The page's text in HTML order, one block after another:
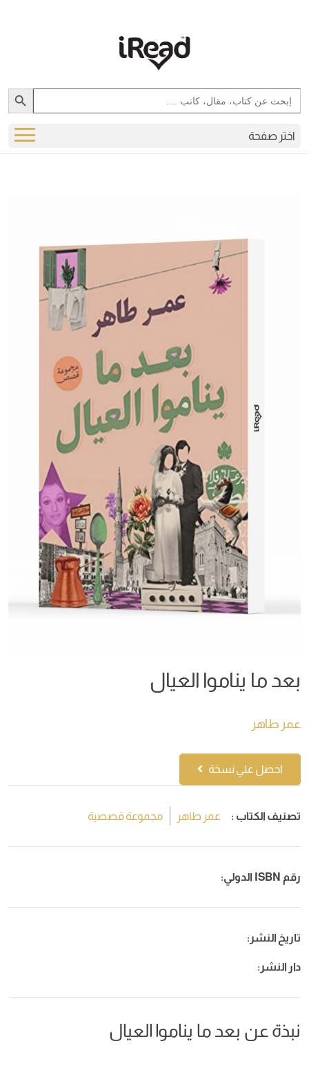
Search
for:
Search Button
اختر صفحة
بعد ما يناموا العيال
عمر طاهر
احصل علي نسخة
تصنيف الكتاب : عمر طاهر مجموعة قصصية
رقم ISBN الدولي:
تاريخ النشر:
دار النشر:
نبذة عن بعد ما يناموا العيال